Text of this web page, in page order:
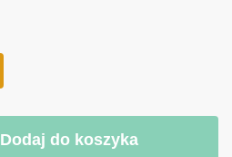
Dodaj do koszyka